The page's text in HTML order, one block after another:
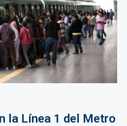
la Línea 1 del Metro